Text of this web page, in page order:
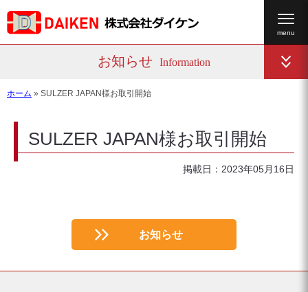
お知らせ Information
ホーム » SULZER JAPAN様お取引開始
SULZER JAPAN様お取引開始
掲載日：2023年05月16日
お知らせ